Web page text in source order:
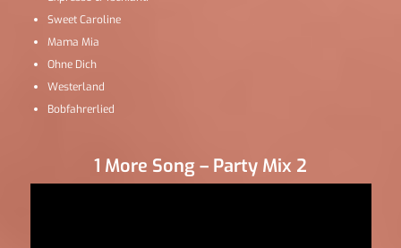
Sweet Caroline
Mama Mia
Ohne Dich
Westerland
Bobfahrerlied
1 More Song – Party Mix 2